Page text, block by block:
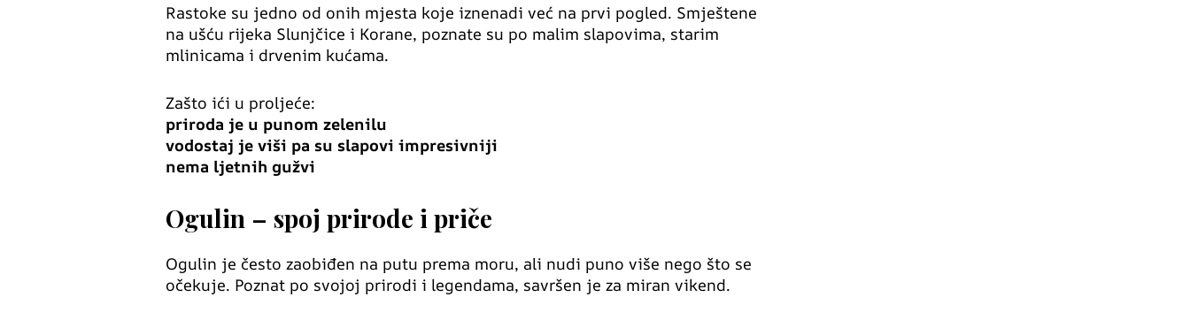
Rastoke su jedno od onih mjesta koje iznenadi već na prvi pogled. Smještene
na ušću rijeka Slunjčice i Korane, poznate su po malim slapovima, starim
mlinicama i drvenim kućama.
Zašto ići u proljeće:
priroda je u punom zelenilu
vodostaj je viši pa su slapovi impresivniji
nema ljetnih gužvi
Ogulin – spoj prirode i priče
Ogulin je često zaobiđen na putu prema moru, ali nudi puno više nego što se
očekuje. Poznat po svojoj prirodi i legendama, savršen je za miran vikend.